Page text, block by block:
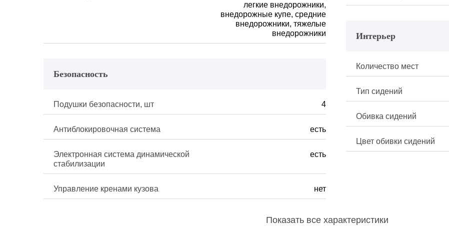
легкие внедорожники,
внедорожные купе, средние
внедорожники, тяжелые
внедорожники
Интерьер
Количество мест
Тип сидений
Обивка сидений
Цвет обивки сидений
Безопасность
Подушки безопасности, шт 4
Антиблокировочная система есть
Электронная система динамической
стабилизации
есть
Управление кренами кузова нет
Показать все характеристики